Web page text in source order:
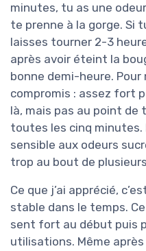
minutes, tu as une
te prenne à la gorge. Si
laisses tourner 2-3
après avoir éteint la
bonne demi-heure. Pour
compromis : assez fort
là, mais pas au point de
toutes les cinq
sensible aux odeurs
trop au bout de
Ce que j’ai apprécié,
stable dans le temps.
sent fort au début puis
utilisations. Même après